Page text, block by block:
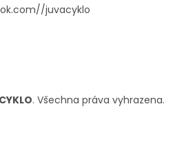
juvacyklo
. Všechna práva vyhrazena.